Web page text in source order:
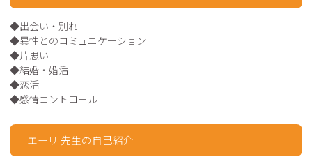
◆出会い・別れ
◆異性とのコミュニケーション
◆片思い
◆結婚・婚活
◆恋活
エーリ 先生の自己紹介